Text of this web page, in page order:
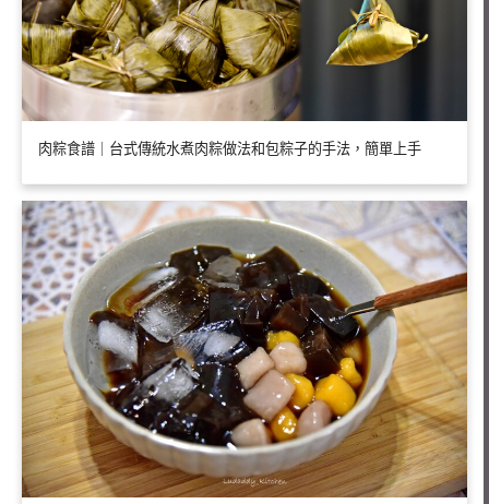
肉粽食譜｜台式傳統水煮肉粽做法和包粽子的手法，簡單上手